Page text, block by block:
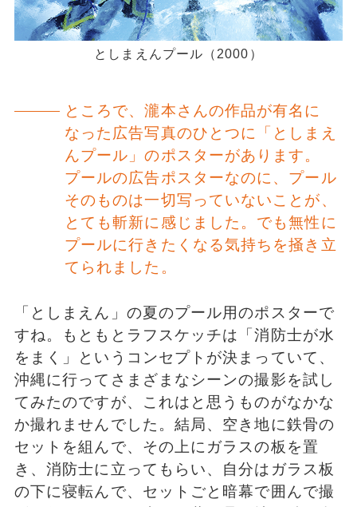
としまえんプール（2000）
ところで、瀧本さんの作品が有名に
なった広告写真のひとつに「としまえ
んプール」のポスターがあります。
プールの広告ポスターなのに、プール
そのものは一切写っていないことが、
とても斬新に感じました。でも無性に
プールに行きたくなる気持ちを掻き立
てられました。
「としまえん」の夏のプール用のポスターで
すね。もともとラフスケッチは「消防士が水
をまく」というコンセプトが決まっていて、
沖縄に行ってさまざまなシーンの撮影を試し
てみたのですが、これはと思うものがなかな
か撮れませんでした。結局、空き地に鉄骨の
セットを組んで、その上にガラスの板を置
き、消防士に立ってもらい、自分はガラス板
の下に寝転んで、セットごと暗幕で囲んで撮